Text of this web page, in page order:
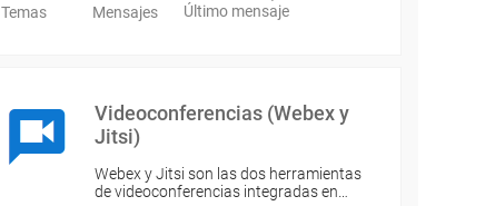
Temas Mensajes
Último mensaje
Videoconferencias (Webex y
Jitsi)
Webex y Jitsi son las dos herramientas
de videoconferencias integradas en…